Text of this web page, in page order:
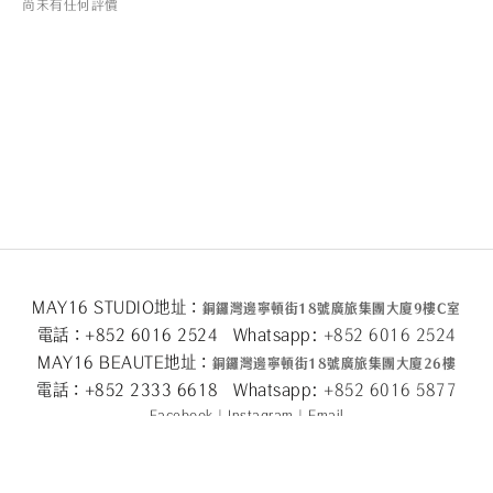
尚未有任何評價
MAY16 STUDIO地址： 銅鑼灣邊寧頓街18號廣旅集團大廈9樓C室
電話：+852 6016 2524 Whatsapp: +852 6016 2524
MAY16 BEAUTE地址： 銅鑼灣邊寧頓街18號廣旅集團大廈26樓
電話：+852 2333 6618 Whatsapp: +852 6016 5877
Facebook | Instagram | Email